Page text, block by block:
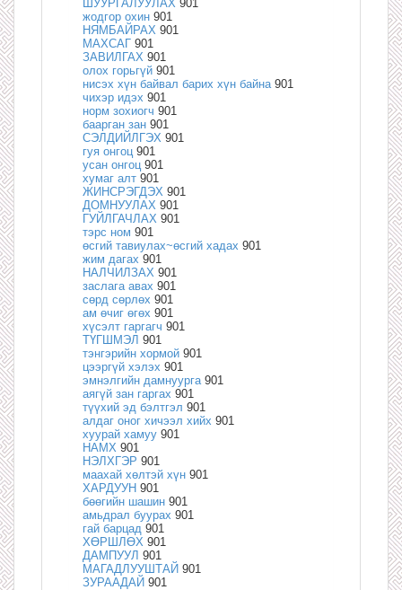
ШУУРГАЛУУЛАХ 901
жодгор охин 901
НЯМБАЙРАХ 901
МАХСАГ 901
ЗАВИЛГАХ 901
олох горьгүй 901
нисэх хүн байвал барих хүн байна 901
чихэр идэх 901
норм зохиогч 901
баарган зан 901
СЭЛДИЙЛГЭХ 901
гуя онгоц 901
усан онгоц 901
хумаг алт 901
ЖИНСРЭГДЭХ 901
ДОМНУУЛАХ 901
ГУЙЛГАЧЛАХ 901
тэрс ном 901
өсгий тавиулах~өсгий хадах 901
жим дагах 901
НАЛЧИЛЗАХ 901
заслага авах 901
сөрд сөрлөх 901
ам өчиг өгөх 901
хүсэлт гаргагч 901
ТҮГШМЭЛ 901
тэнгэрийн хормой 901
цээргүй хэлэх 901
эмнэлгийн дамнуурга 901
аягүй зан гаргах 901
түүхий эд бэлтгэл 901
алдаг оног хичээл хийх 901
хуурай хамуу 901
НАМХ 901
НЭЛХГЭР 901
маахай хөлтэй хүн 901
ХАРДУУН 901
бөөгийн шашин 901
амьдрал буурах 901
гай барцад 901
ХӨРШЛӨХ 901
ДАМПУУЛ 901
МАГАДЛУУШТАЙ 901
ЗУРААДАЙ 901